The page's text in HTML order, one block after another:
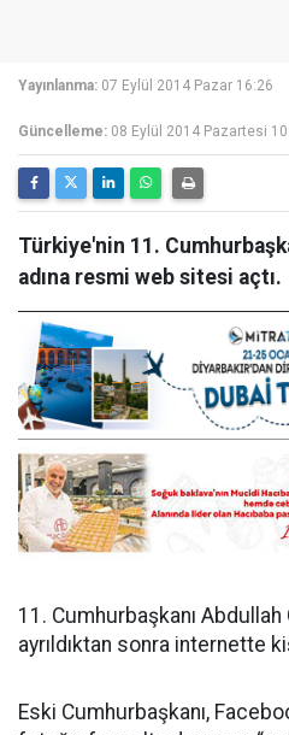
Yayınlanma: 07 Eylül 2014 Pazar 16:26
Güncelleme: 08 Eylül 2014 Pazartesi
Türkiye'nin 11.
adına resmi web sitesi açtı.
11. Cumhurbaşkanı Abdullah
ayrıldıktan sonra internette
Eski Cumhurbaşkanı,